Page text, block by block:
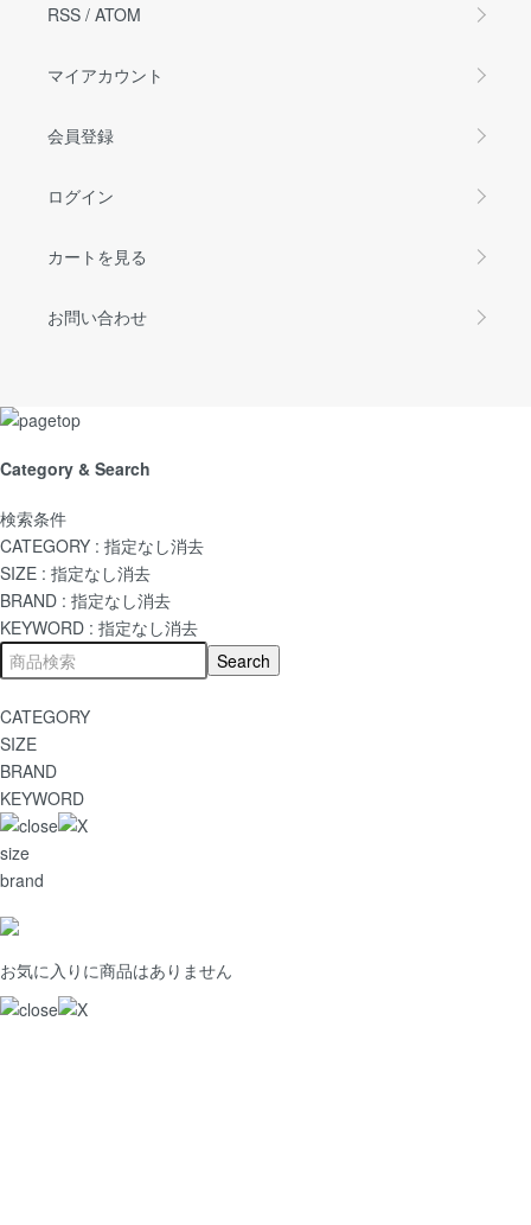
RSS / ATOM
マイアカウント
会員登録
ログイン
カートを見る
お問い合わせ
Category & Search
検索条件
CATEGORY : 指定なし消去
SIZE : 指定なし消去
BRAND : 指定なし消去
KEYWORD : 指定なし消去
CATEGORY
SIZE
BRAND
KEYWORD
size
brand
お気に入りに商品はありません